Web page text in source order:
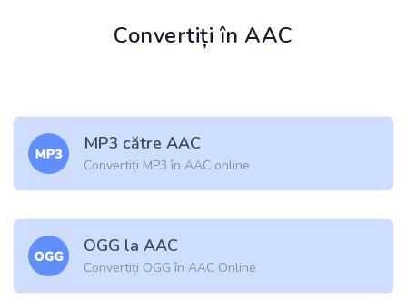
Convertiți în AAC
MP3 către AAC
Convertiți MP3 în AAC online
OGG la AAC
Convertiți OGG în AAC Online